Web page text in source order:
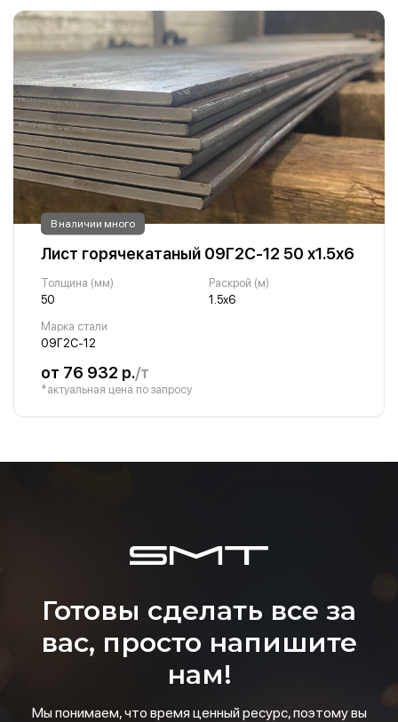
В наличии много
Лист горячекатаный 09Г2С-12 50 х1.5х6
Толщина (мм)
50
Раскрой (м)
1.5х6
Марка стали
09Г2С-12
от 76 932 р./т
*актуальная цена по запросу
Готовы сделать все за
вас, просто напишите
нам!
Мы понимаем, что время ценный ресурс, поэтому вы